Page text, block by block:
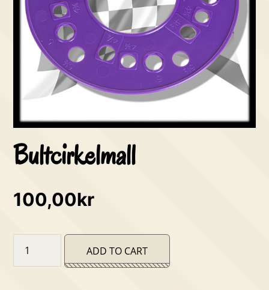
Bultcirkelmall
100,00kr
quantity
ADD TO CART